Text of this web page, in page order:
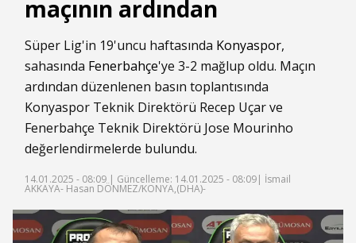
maçının ardından
Süper Lig'in 19'uncu haftasında Konyaspor,
sahasında Fenerbahçe'ye 3-2 mağlup oldu. Maçın
ardından düzenlenen basın toplantısında
Konyaspor Teknik Direktörü Recep Uçar ve
Fenerbahçe Teknik Direktörü Jose Mourinho
değerlendirmelerde bulundu.
14.01.2025 - 08:09 | Güncelleme: 14.01.2025 - 08:09| İsmail
AKKAYA- Hasan DÖNMEZ/KONYA,(DHA)-